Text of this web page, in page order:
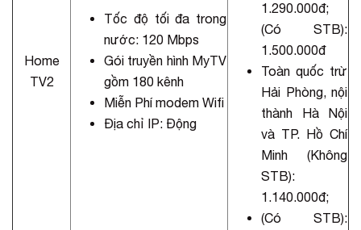
Home
TV2
Tốc độ tối đa trong
nước: 120 Mbps
Gói truyền hình MyTV
gồm 180 kênh
Miễn Phí modem Wifi
Địa chỉ IP: Động
1.290.000đ;
(Có STB):
1.500.000đ
Toàn quốc trừ
Hải Phòng, nội
thành Hà Nội
và TP. Hồ Chí
Minh (Không
STB):
1.140.000đ;
(Có STB):